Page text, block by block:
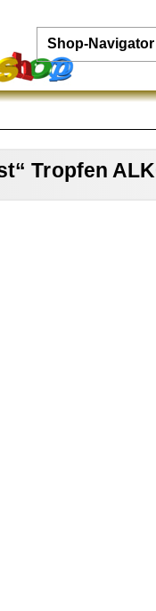
Shop-Navigator
Tropfen